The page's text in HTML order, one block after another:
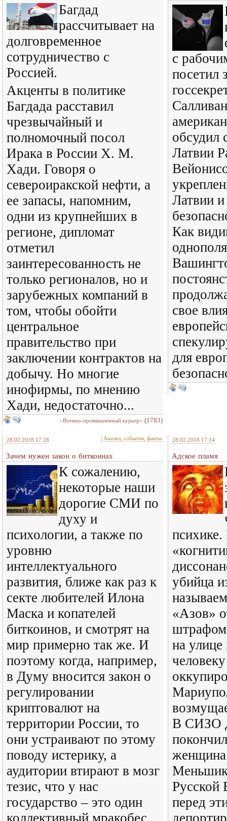
Багдад
рассчитывает на
долговременное
сотрудничество с
Россией.
Акценты в политике
Багдада расставил
чрезвычайный и
полномочный посол
Ирака в России Х. М.
Хади. Говоря о
североиракской нефти, а
ее запасы, напомним,
одни из крупнейших в
регионе, дипломат
отметил
заинтересованность не
только регионалов, но и
зарубежных компаний в
том, чтобы обойти
центральное
правительство при
заключении контрактов на
добычу. Но многие
инофирмы, по мнению
Хади, недостаточно...
«Военно-промышленный курьер» (1783)
с
посетил
обсудил
Латвии
Латвии
Как
свое
для
28.02.2018 17:28 Анализ, события, факты
Зачем нужен закон о биткоинах
К сожалению,
некоторые наши
дорогие СМИ по
духу и
психологии, а также по
уровню
интеллектуального
развития, ближе как раз к
секте любителей Илона
Маска и копателей
биткоинов, и смотрят на
мир примерно так же. И
поэтому когда, например,
в Думу вносится закон о
регулировании
криптовалют на
территории России, то
они устраивают по этому
поводу истерику, а
аудитории втирают в мозг
тезис, что у нас
государство – это один
коллективный мракобес…
28.02.2018 17:14
Адское пламя
психике.
убийца
«Азов»
штрафом
на улице
В СИЗО
Русской
перед